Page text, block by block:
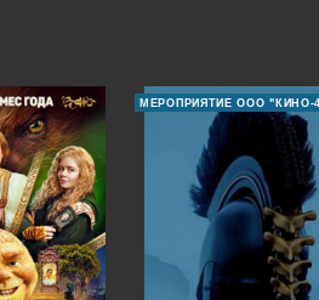
МЕРОПРИЯТИЕ ООО "КИНО-